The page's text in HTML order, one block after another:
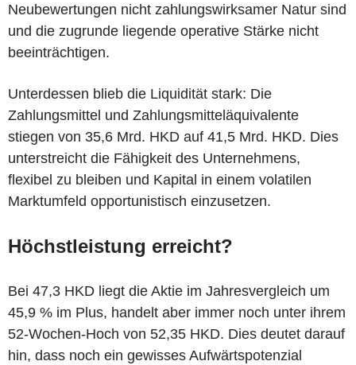
Neubewertungen nicht zahlungswirksamer Natur sind
und die zugrunde liegende operative Stärke nicht
beeinträchtigen.
Unterdessen blieb die Liquidität stark: Die
Zahlungsmittel und Zahlungsmitteläquivalente
stiegen von 35,6 Mrd. HKD auf 41,5 Mrd. HKD. Dies
unterstreicht die Fähigkeit des Unternehmens,
flexibel zu bleiben und Kapital in einem volatilen
Marktumfeld opportunistisch einzusetzen.
Höchstleistung erreicht?
Bei 47,3 HKD liegt die Aktie im Jahresvergleich um
45,9 % im Plus, handelt aber immer noch unter ihrem
52-Wochen-Hoch von 52,35 HKD. Dies deutet darauf
hin, dass noch ein gewisses Aufwärtspotenzial